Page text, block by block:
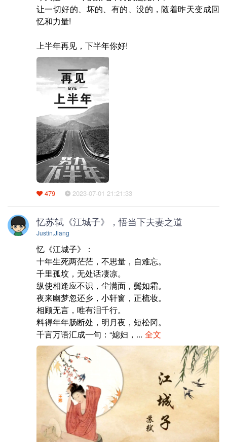
让一切好的、坏的、有的、没的，随着昨天变成回
忆和力量!
上半年再见，下半年你好!
479 2023-07-01 21:21:33
忆苏轼《江城子》，悟当下夫妻之道
Justin.Jiang
忆《江城子》：
十年生死两茫茫，不思量，自难忘。
千里孤坟，无处话凄凉。
纵使相逢应不识，尘满面，鬓如霜。
夜来幽梦忽还乡，小轩窗，正梳妆。
相顾无言，唯有泪千行。
料得年年肠断处，明月夜，短松冈。
千言万语汇成一句：“媳妇，... 全文